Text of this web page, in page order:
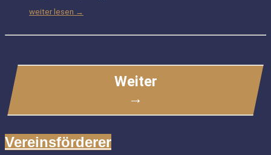
weiter lesen →
Weiter
→
Vereinsförderer